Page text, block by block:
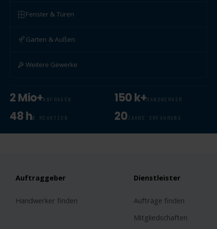
Fenster & Türen
Garten & Außen
Weitere Gewerke
2 Mio+ANFRAGEN 150 k+HANDWERKER
48 hØ REAKTION 20JAHRE ERFAHRUNG
Auftraggeber
Handwerker finden
Dienstleister
Aufträge finden
Mitgliedschaften